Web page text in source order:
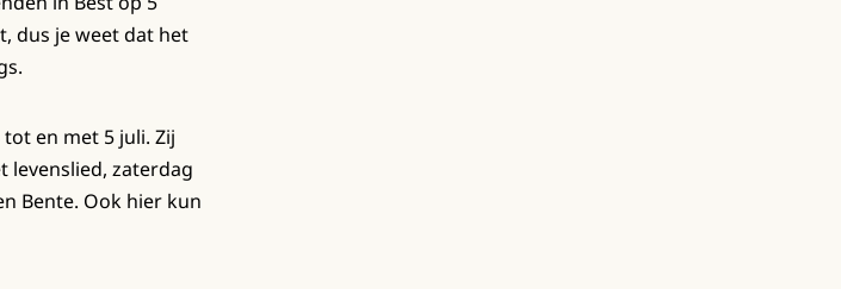
dus je weet dat het
en met 5 juli. Zij
levenslied, zaterdag
Bente. Ook hier kun